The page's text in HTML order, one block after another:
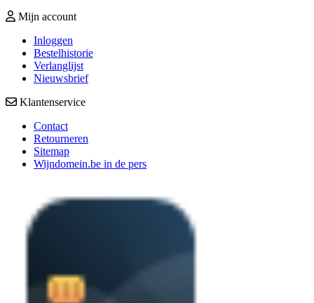
Mijn account
Inloggen
Bestelhistorie
Verlanglijst
Nieuwsbrief
Klantenservice
Contact
Retourneren
Sitemap
Wijndomein.be in de pers